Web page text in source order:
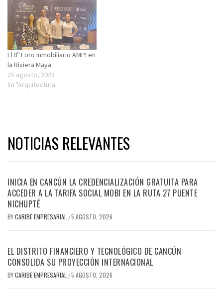
El 8º Foro Inmobiliario AMPI en
la Riviera Maya
25 agosto, 2023
En "Arquitectura"
NOTICIAS RELEVANTES
INICIA EN CANCÚN LA CREDENCIALIZACIÓN GRATUITA PARA
ACCEDER A LA TARIFA SOCIAL MOBI EN LA RUTA 27 PUENTE
NICHUPTÉ
BYCARIBE EMPRESARIAL /5 AGOSTO, 2026
EL DISTRITO FINANCIERO Y TECNOLÓGICO DE CANCÚN
CONSOLIDA SU PROYECCIÓN INTERNACIONAL
BYCARIBE EMPRESARIAL /5 AGOSTO, 2026